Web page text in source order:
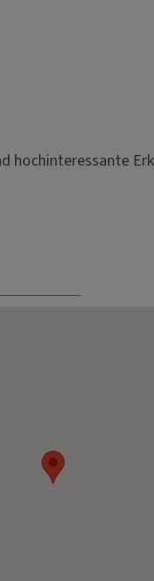
hochinteressante